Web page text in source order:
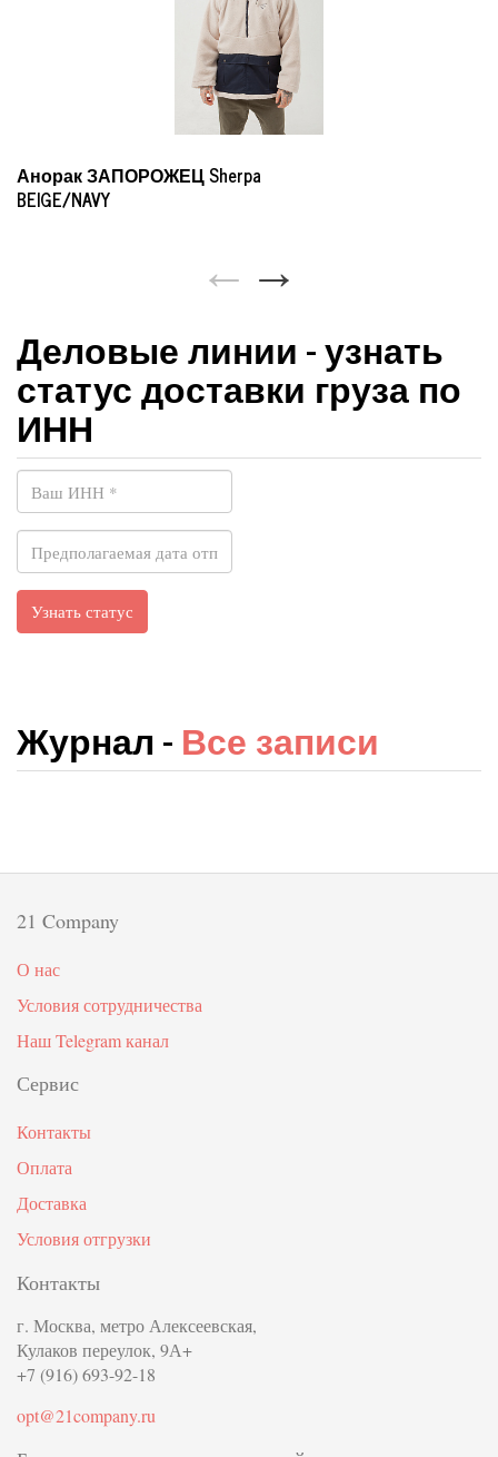
Анорак ЗАПОРОЖЕЦ Sherpa
BEIGE/NAVY
Деловые линии - узнать
статус доставки груза по
ИНН
Журнал -Все записи
21 Company
О нас
Условия сотрудничества
Наш Telegram канал
Сервис
Контакты
Оплата
Доставка
Условия отгрузки
Контакты
г. Москва, метро Алексеевская,
Кулаков переулок, 9А+
+7 (916) 693-92-18
opt@21company.ru